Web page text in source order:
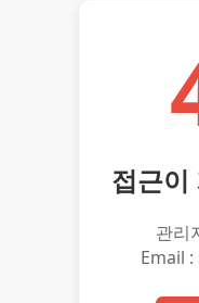
접근이
관리
Email